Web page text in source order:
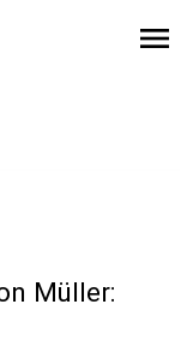
menu
Müller: